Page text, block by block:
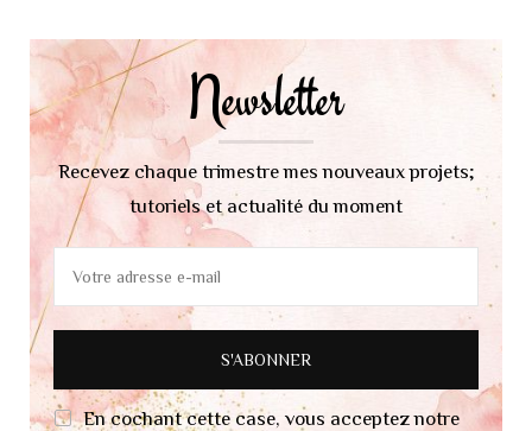
Newsletter
Recevez chaque trimestre mes nouveaux projets;
tutoriels et actualité du moment
En cochant cette case, vous acceptez notre